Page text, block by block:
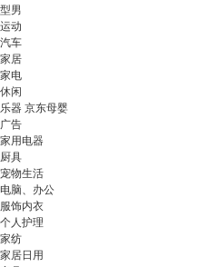
型男
运动
汽车
家居
家电
休闲
乐器 京东母婴
广告
家用电器
厨具
宠物生活
电脑、办公
服饰内衣
个人护理
家纺
家居日用